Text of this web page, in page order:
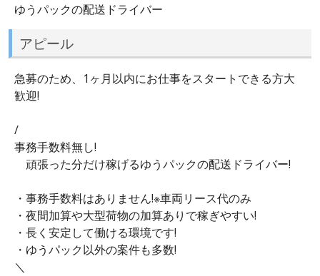
ゆうパックの配送ドライバー
アピール
急募のため、1ヶ月以内にお仕事をスタートできる方大
歓迎!
/
事務手数料無し!
頑張った分だけ稼げるゆうパックの配送ドライバー!
・事務手数料はありません!※車両リース代のみ
・夜間加算や大型荷物の加算ありで稼ぎやすい!
・長く安定して働ける環境です!
・ゆうパック以外の案件も多数!
＼